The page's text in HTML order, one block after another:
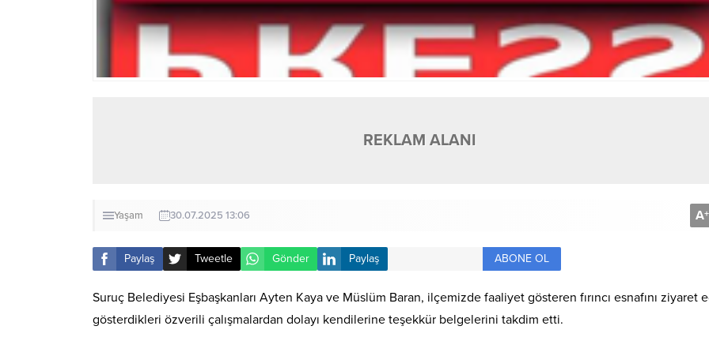
REKLAM ALANI
Yaşam 30.07.2025 13:06 A+
Paylaş Tweetle Gönder Paylaş ABONE OL
Suruç Belediyesi Eşbaşkanları Ayten Kaya ve Müslüm Baran, ilçemizde faaliyet gösteren fırıncı esnafını ziyaret
gösterdikleri özverili çalışmalardan dolayı kendilerine teşekkür belgelerini takdim etti.